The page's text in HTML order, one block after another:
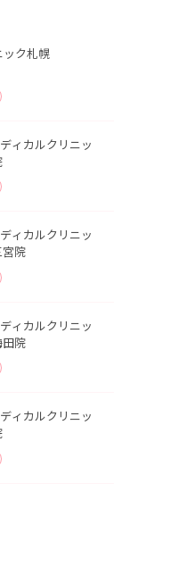
ック札幌
ィカルクリニッ
ィカルクリニッ
宮院
ィカルクリニッ
田院
ィカルクリニッ